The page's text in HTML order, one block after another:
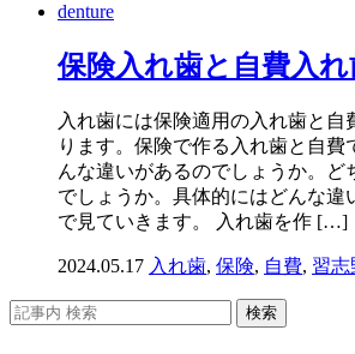
denture
保険入れ歯と自費入
入れ歯には保険適用の入れ歯と自
ります。保険で作る入れ歯と自費
んな違いがあるのでしょうか。ど
でしょうか。具体的にはどんな違
で見ていきます。 入れ歯を作 […]
2024.05.17 入れ歯, 保険, 自費, 習志